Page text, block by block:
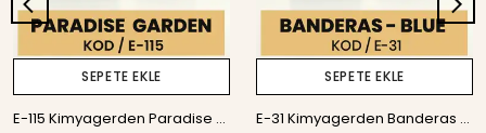
SEPETE EKLE
E-115 Kimyagerden Paradise Garden - 50 ml
SEPETE EKLE
E-31 Kimyagerden Banderas - Blue Seduction - 50 ml